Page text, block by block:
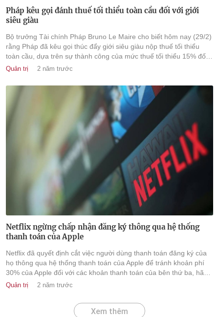
Pháp kêu gọi đánh thuế tối thiểu toàn cầu đối với giới
siêu giàu
Bộ trưởng Tài chính Pháp Bruno Le Maire cho biết hôm nay (29/2)
rằng Pháp đã kêu gọi thúc đẩy giới siêu giàu nộp thuế tối thiểu
toàn cầu, dựa trên sự thành công của mức thuế tối thiểu 15% đối
với các công ty đa quốc gia có hiệu lực trong năm nay.
Quản trị 2 năm trước
Netflix ngừng chấp nhận đăng ký thông qua hệ thống
thanh toán của Apple
Netflix đã quyết định cắt việc người dùng thanh toán đăng ký của
họ thông qua hệ thống thanh toán của Apple để tránh khoản phí
30% của Apple đối với các khoản thanh toán của bên thứ ba, hãng
thông tấn Đức dpa đưa tin.
Quản trị 2 năm trước
Xem thêm